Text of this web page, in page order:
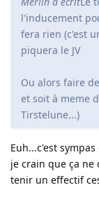
l'inducement
fera rien (c'est
piquera le JV
Ou alors faire
et soit à meme
Tirstelune...)
Euh...c'est
je crain que ça ne
tenir un effectif